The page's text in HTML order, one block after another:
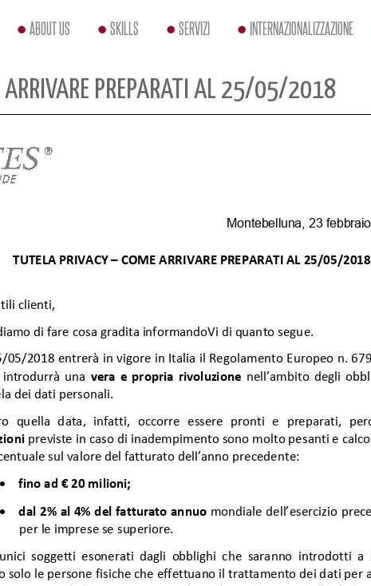
ABOUT US SKILLS SERVIZI INTERNAZIONALIZZAZIONE
ARRIVARE PREPARATI AL 25/05/2018